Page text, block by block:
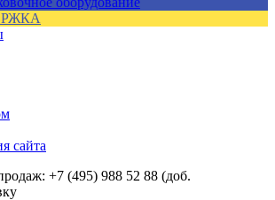
сайта
+7 (495) 988 52 88 (доб.